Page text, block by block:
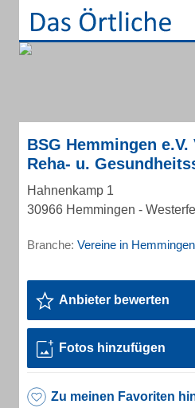
BSG Hemmingen
Reha- u.
Hahnenkamp 1
30966 Hemmingen -
Branche: Vereine in Hemmingen
Anbieter bewerten
Fotos hinzufügen
Zu meinen Favoriten